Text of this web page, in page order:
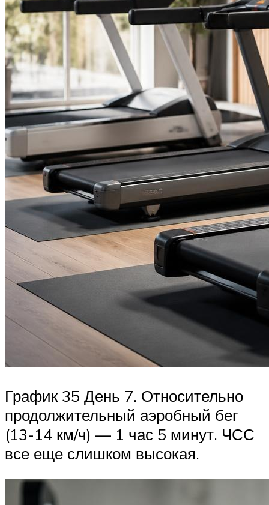
График 35 День 7. Относительно
продолжительный аэробный бег
(13-14 км/ч) — 1 час 5 минут. ЧСС
все еще слишком высокая.